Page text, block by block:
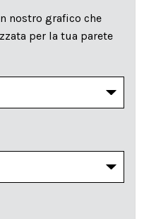
nostro grafico che
per la tua parete